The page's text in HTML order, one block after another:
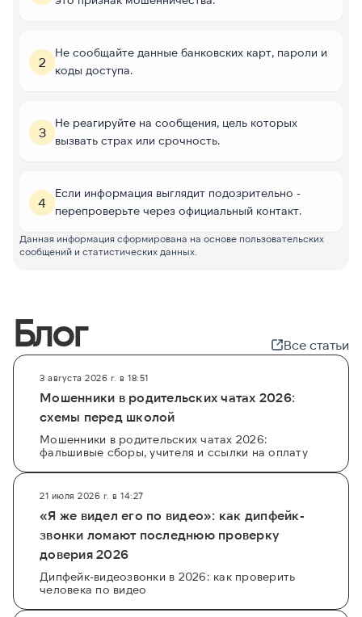
2
Не сообщайте данные банковских карт, пароли и
коды доступа.
3
Не реагируйте на сообщения, цель которых
вызвать страх или срочность.
4
Если информация выглядит подозрительно -
перепроверьте через официальный контакт.
Данная информация сформирована на основе пользовательских
сообщений и статистических данных.
Блог Все статьи
3 августа 2026 г. в 18:51
Мошенники в родительских чатах 2026:
схемы перед школой
Мошенники в родительских чатах 2026:
фальшивые сборы, учителя и ссылки на оплату
21 июля 2026 г. в 14:27
«Я же видел его по видео»: как дипфейк-
звонки ломают последнюю проверку
доверия 2026
Дипфейк-видеозвонки в 2026: как проверить
человека по видео